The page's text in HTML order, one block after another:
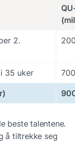
2.
35 uker
beste talentene.
å tiltrekke seg